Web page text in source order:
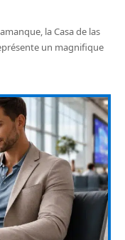
la Casa de las
un magnifique